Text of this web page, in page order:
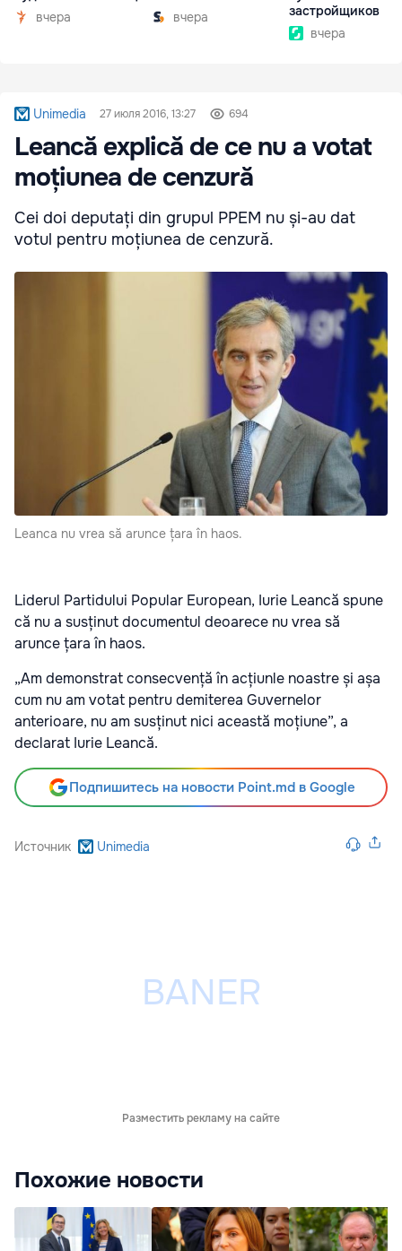
вчера
вчера
застройщиков
вчера
Unimedia 27 июля 2016, 13:27 694
Leancă explică de ce nu a votat
moțiunea de cenzură
Cei doi deputați din grupul PPEM nu și-au dat
votul pentru moțiunea de cenzură.
Leanca nu vrea să arunce țara în haos.
Liderul Partidului Popular European, Iurie Leancă spune
că nu a susținut documentul deoarece nu vrea să
arunce țara în haos.
„Am demonstrat consecvență în acțiunle noastre și așa
cum nu am votat pentru demiterea Guvernelor
anterioare, nu am susținut nici această moțiune”, a
declarat Iurie Leancă.
Подпишитесь на новости Point.md в Google
Источник Unimedia
Разместить рекламу на сайте
Похожие новости